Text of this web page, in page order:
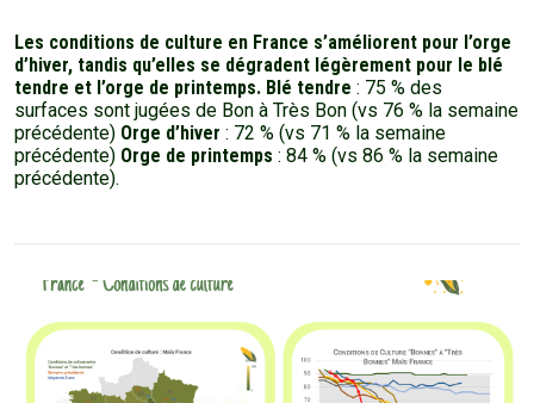
Les conditions de culture en France s’améliorent pour l’orge
d’hiver, tandis qu’elles se dégradent légèrement pour le blé
tendre et l’orge de printemps. Blé tendre : 75 % des
surfaces sont jugées de Bon à Très Bon (vs 76 % la semaine
précédente) Orge d’hiver : 72 % (vs 71 % la semaine
précédente) Orge de printemps : 84 % (vs 86 % la semaine
précédente).